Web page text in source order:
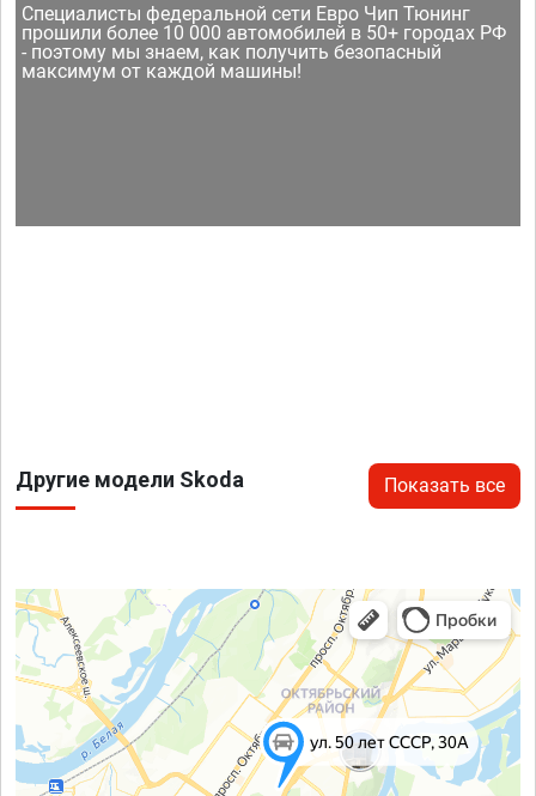
Специалисты федеральной сети Евро Чип Тюнинг
прошили более 10 000 автомобилей в 50+ городах РФ
- поэтому мы знаем, как получить безопасный
максимум от каждой машины!
Другие модели Skoda Показать все